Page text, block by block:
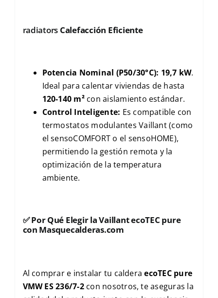
radiators Calefacción Eficiente
Potencia Nominal (P50/30°C): 19,7 kW.
Ideal para calentar viviendas de hasta
120-140 m²con aislamiento estándar.
Control Inteligente: Es compatible con
termostatos modulantes Vaillant (como
el sensoCOMFORT o el sensoHOME),
permitiendo la gestión remota y la
optimización de la temperatura
ambiente.
✅Por Qué Elegir la Vaillant ecoTEC pure
con Masquecalderas.com
Al comprar e instalar tu calderaecoTEC pure
VMW ES 236/7-2con nosotros, te aseguras la